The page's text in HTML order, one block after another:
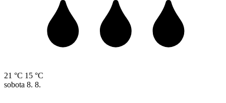
21 °C 15 °C
sobota 8. 8.